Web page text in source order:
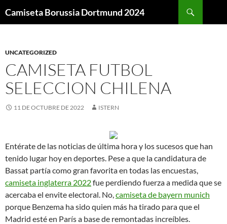
Camiseta Borussia Dortmund 2024
UNCATEGORIZED
CAMISETA FUTBOL
SELECCION CHILENA
11 DE OCTUBRE DE 2022 ISTERN
Entérate de las noticias de última hora y los sucesos que han
tenido lugar hoy en deportes. Pese a que la candidatura de
Bassat partía como gran favorita en todas las encuestas,
camiseta inglaterra 2022fue perdiendo fuerza a medida que se
acercaba el envite electoral. No,camiseta de bayern munich
porque Benzema ha sido quien más ha tirado para que el
Madrid esté en París a base de remontadas increíbles.